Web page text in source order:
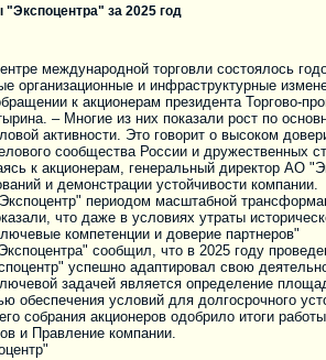
за 2025 год
международной торговли состоялось
организационные и инфраструктурные
к акционерам президента
– Многие из них показали рост по
активности. Это говорит о высоком
сообщества России и дружественных
к акционерам, генеральный директор АО
и демонстрации устойчивости компании.
периодом масштабной
что даже в условиях утраты
компетенции и доверие партнеров"
сообщил, что в 2025 году
успешно адаптировал свою
задачей является определение
обеспечения условий для долгосрочного
собрания акционеров одобрило итоги
и Правление компании.